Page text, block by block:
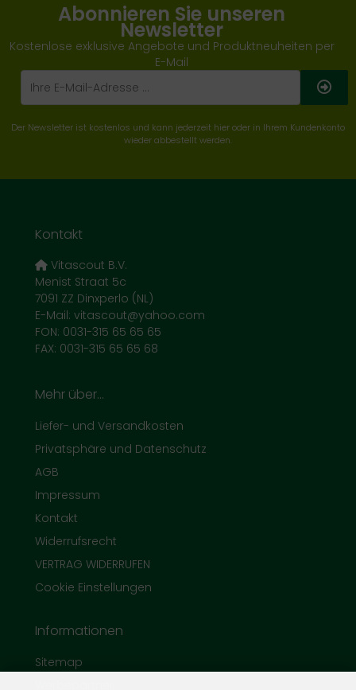
Abonnieren Sie unseren
Newsletter
Kostenlose exklusive Angebote und Produktneuheiten per
E-Mail
Der Newsletter ist kostenlos und kann jederzeit hier oder in Ihrem Kundenkonto
wieder abbestellt werden.
Kontakt
Vitascout B.V.
Menist Straat 5c
7091 ZZ Dinxperlo (NL)
E-Mail: vitascout@yahoo.com
FON: 0031-315 65 65 65
FAX: 0031-315 65 65 68
Mehr über...
Liefer- und Versandkosten
Privatsphäre und Datenschutz
AGB
Impressum
Kontakt
Widerrufsrecht
VERTRAG WIDERRUFEN
Cookie Einstellungen
Informationen
Sitemap